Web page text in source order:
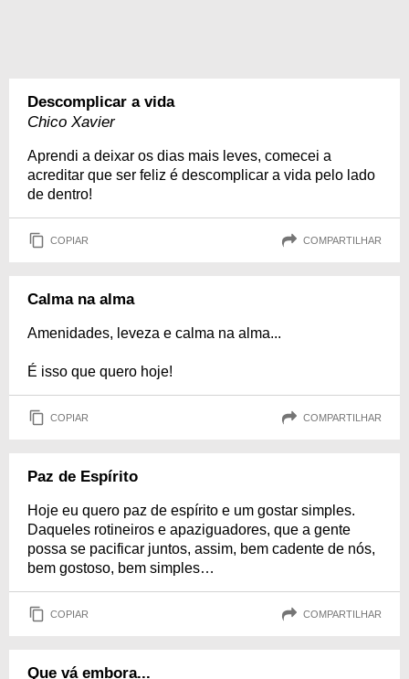
Descomplicar a vida
Chico Xavier
Aprendi a deixar os dias mais leves, comecei a
acreditar que ser feliz é descomplicar a vida pelo lado
de dentro!
COPIAR COMPARTILHAR
Calma na alma
Amenidades, leveza e calma na alma...
É isso que quero hoje!
COPIAR COMPARTILHAR
Paz de Espírito
Hoje eu quero paz de espírito e um gostar simples.
Daqueles rotineiros e apaziguadores, que a gente
possa se pacificar juntos, assim, bem cadente de nós,
bem gostoso, bem simples…
COPIAR COMPARTILHAR
Que vá embora...